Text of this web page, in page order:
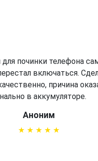
починки телефона
включаться.
причина
в аккумуляторе.
Аноним